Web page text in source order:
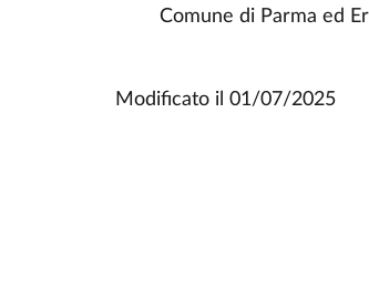
Comune di Parma ed
Modificato il01/07/2025